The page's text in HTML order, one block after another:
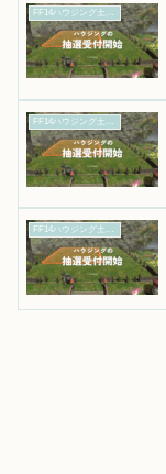
FF14ハウジング土地抽選｜応募期間・結果発表日まとめ
FF14ハウジング土地抽選｜応募期間・結果発表日まとめ